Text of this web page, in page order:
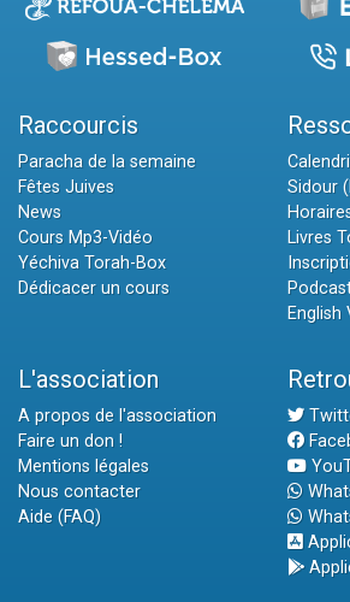
Raccourcis
Paracha de la semaine
Fêtes Juives
News
Cours Mp3-Vidéo
Yéchiva Torah-Box
Dédicacer un cours
Sidour
Livres
English
L'association
A propos de l'association
Faire un don !
Mentions légales
Nous contacter
Aide (FAQ)